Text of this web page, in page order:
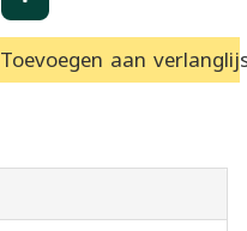
Toevoegen aan